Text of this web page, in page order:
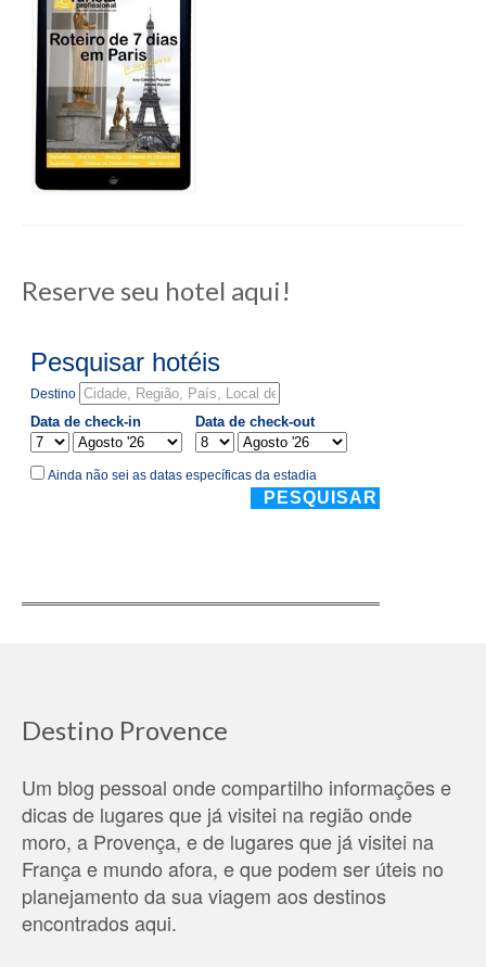
Reserve seu hotel aqui!
Destino Provence
Um blog pessoal onde compartilho informações e
dicas de lugares que já visitei na região onde
moro, a Provença, e de lugares que já visitei na
França e mundo afora, e que podem ser úteis no
planejamento da sua viagem aos destinos
encontrados aqui.